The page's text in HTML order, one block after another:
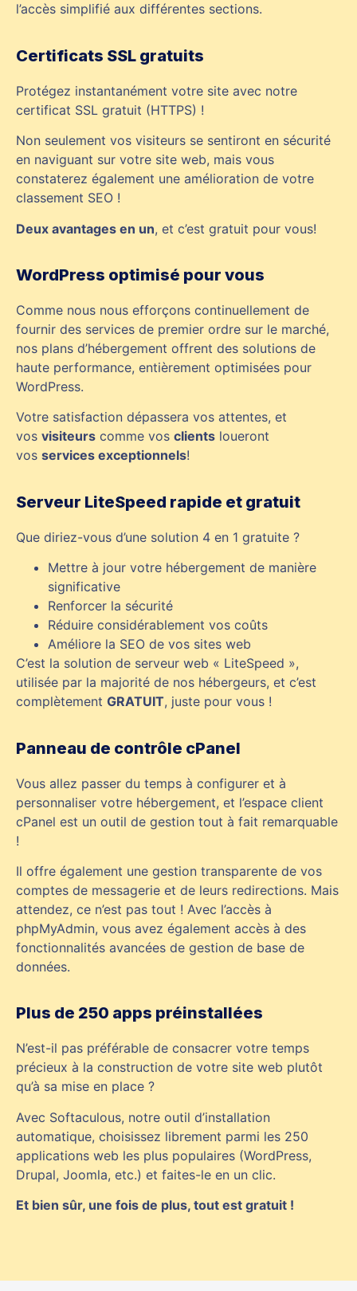
l’accès simplifié aux différentes sections.
Certificats SSL gratuits
Protégez instantanément votre site avec notre
certificat SSL gratuit (HTTPS) !
Non seulement vos visiteurs se sentiront en sécurité
en naviguant sur votre site web, mais vous
constaterez également une amélioration de votre
classement SEO !
Deux avantages en un, et c’est gratuit pour vous!
WordPress optimisé pour vous
Comme nous nous efforçons continuellement de
fournir des services de premier ordre sur le marché,
nos plans d’hébergement offrent des solutions de
haute performance, entièrement optimisées pour
WordPress.
Votre satisfaction dépassera vos attentes, et
vos visiteurs comme vos clients loueront
vos services exceptionnels!
Serveur LiteSpeed rapide et gratuit
Que diriez-vous d’une solution 4 en 1 gratuite ?
Mettre à jour votre hébergement de manière
significative
Renforcer la sécurité
Réduire considérablement vos coûts
Améliore la SEO de vos sites web
C’est la solution de serveur web « LiteSpeed »,
utilisée par la majorité de nos hébergeurs, et c’est
complètement GRATUIT, juste pour vous !
Panneau de contrôle cPanel
Vous allez passer du temps à configurer et à
personnaliser votre hébergement, et l’espace client
cPanel est un outil de gestion tout à fait remarquable
!
Il offre également une gestion transparente de vos
comptes de messagerie et de leurs redirections. Mais
attendez, ce n’est pas tout ! Avec l’accès à
phpMyAdmin, vous avez également accès à des
fonctionnalités avancées de gestion de base de
données.
Plus de 250 apps préinstallées
N’est-il pas préférable de consacrer votre temps
précieux à la construction de votre site web plutôt
qu’à sa mise en place ?
Avec Softaculous, notre outil d’installation
automatique, choisissez librement parmi les 250
applications web les plus populaires (WordPress,
Drupal, Joomla, etc.) et faites-le en un clic.
Et bien sûr, une fois de plus, tout est gratuit !